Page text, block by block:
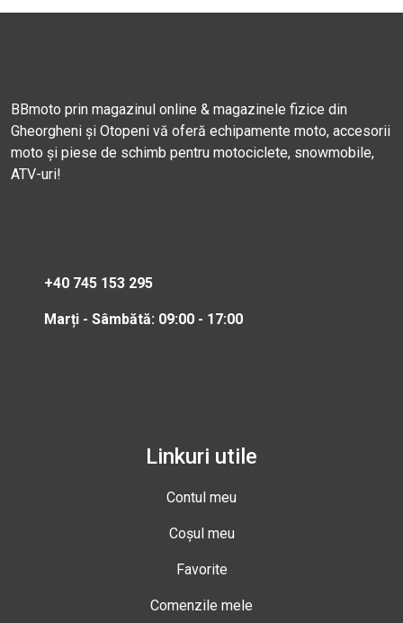
BBmoto prin magazinul online & magazinele fizice din
Gheorgheni și Otopeni vă oferă echipamente moto, accesorii
moto și piese de schimb pentru motociclete, snowmobile,
ATV-uri!
+40 745 153 295
Marți - Sâmbătă: 09:00 - 17:00
Linkuri utile
Contul meu
Coșul meu
Favorite
Comenzile mele